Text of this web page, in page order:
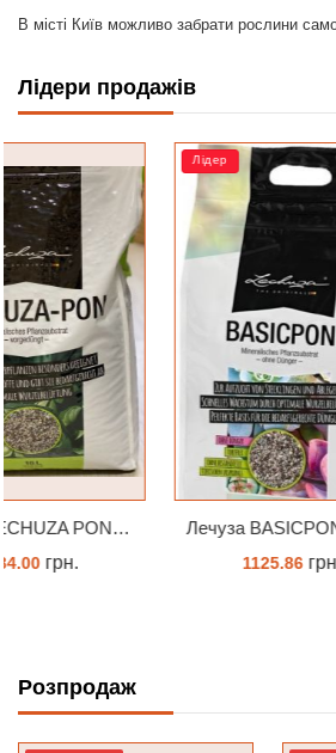
В місті Київ можливо забрати рослини
Лідери продажів
Лечуза BASICPON 12 літрів
Лідер
Розпродаж